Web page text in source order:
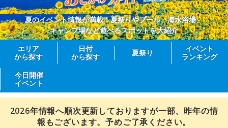
夏のイベント情報が満載！夏祭りやプール、海水浴場、
キャンプ場など遊べるスポットを大紹介
エリア
から探す
日付
から探す
夏祭り
イベント
ランキング
今日開催
イベント
2026年情報へ順次更新しておりますが一部、昨年の情
報もございます。予めご了承ください。